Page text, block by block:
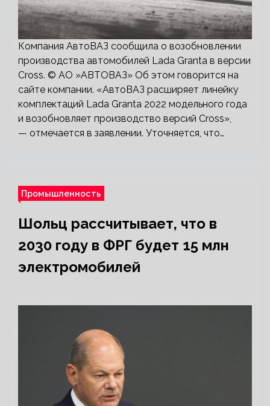
Компания АвтоВАЗ сообщила о возобновлении
производства автомобилей Lada Granta в версии
Cross. © АО »АВТОВАЗ» Об этом говорится на
сайте компании. «АвтоВАЗ расширяет линейку
комплектаций Lada Granta 2022 модельного года
и возобновляет производство версий Cross»,
— отмечается в заявлении. Уточняется, что…
Промышленность
Шольц рассчитывает, что в
2030 году в ФРГ будет 15 млн
электромобилей